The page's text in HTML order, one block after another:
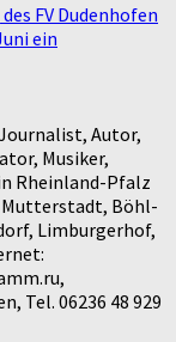
FV Dudenhofen
ein
Autor,
Musiker,
Rheinland-Pfalz
Mutterstadt, Böhl-
Limburgerhof,
Tel. 06236 48 929